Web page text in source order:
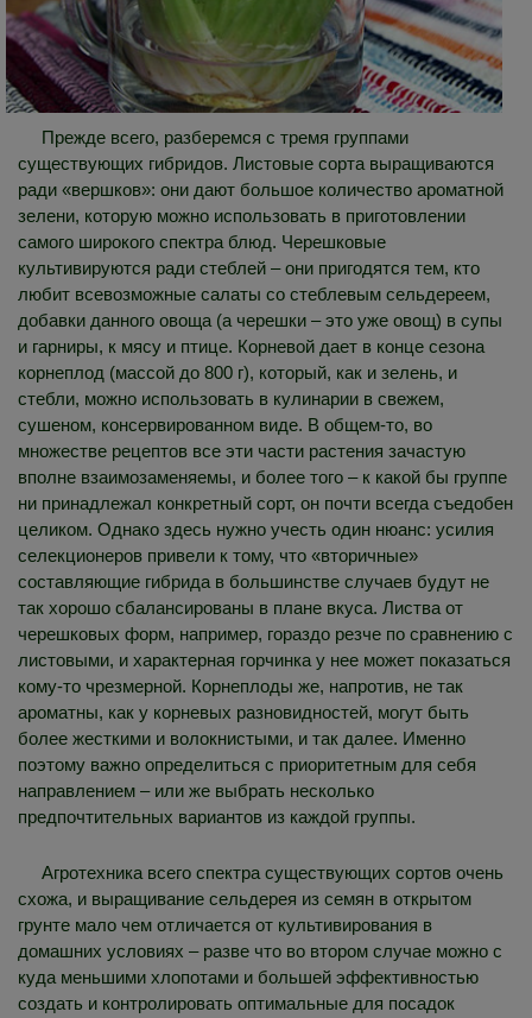
Прежде всего, разберемся с тремя группами
существующих гибридов. Листовые сорта выращиваются
ради «вершков»: они дают большое количество ароматной
зелени, которую можно использовать в приготовлении
самого широкого спектра блюд. Черешковые
культивируются ради стеблей – они пригодятся тем, кто
любит всевозможные салаты со стеблевым сельдереем,
добавки данного овоща (а черешки – это уже овощ) в супы
и гарниры, к мясу и птице. Корневой дает в конце сезона
корнеплод (массой до 800 г), который, как и зелень, и
стебли, можно использовать в кулинарии в свежем,
сушеном, консервированном виде. В общем-то, во
множестве рецептов все эти части растения зачастую
вполне взаимозаменяемы, и более того – к какой бы группе
ни принадлежал конкретный сорт, он почти всегда съедобен
целиком. Однако здесь нужно учесть один нюанс: усилия
селекционеров привели к тому, что «вторичные»
составляющие гибрида в большинстве случаев будут не
так хорошо сбалансированы в плане вкуса. Листва от
черешковых форм, например, гораздо резче по сравнению с
листовыми, и характерная горчинка у нее может показаться
кому-то чрезмерной. Корнеплоды же, напротив, не так
ароматны, как у корневых разновидностей, могут быть
более жесткими и волокнистыми, и так далее. Именно
поэтому важно определиться с приоритетным для себя
направлением – или же выбрать несколько
предпочтительных вариантов из каждой группы.
Агротехника всего спектра существующих сортов очень
схожа, и выращивание сельдерея из семян в открытом
грунте мало чем отличается от культивирования в
домашних условиях – разве что во втором случае можно с
куда меньшими хлопотами и большей эффективностью
создать и контролировать оптимальные для посадок